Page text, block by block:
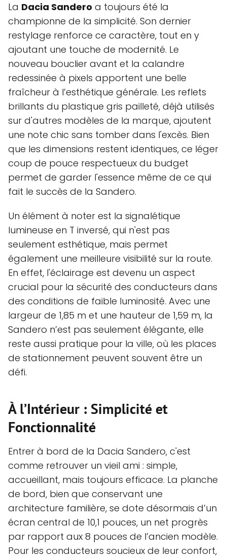
La Dacia Sandero a toujours été la
championne de la simplicité. Son dernier
restylage renforce ce caractère, tout en y
ajoutant une touche de modernité. Le
nouveau bouclier avant et la calandre
redessinée à pixels apportent une belle
fraîcheur à l’esthétique générale. Les reflets
brillants du plastique gris pailleté, déjà utilisés
sur d'autres modèles de la marque, ajoutent
une note chic sans tomber dans l'excès. Bien
que les dimensions restent identiques, ce léger
coup de pouce respectueux du budget
permet de garder l'essence même de ce qui
fait le succès de la Sandero.
Un élément à noter est la signalétique
lumineuse en T inversé, qui n'est pas
seulement esthétique, mais permet
également une meilleure visibilité sur la route.
En effet, l'éclairage est devenu un aspect
crucial pour la sécurité des conducteurs dans
des conditions de faible luminosité. Avec une
largeur de 1,85 m et une hauteur de 1,59 m, la
Sandero n’est pas seulement élégante, elle
reste aussi pratique pour la ville, où les places
de stationnement peuvent souvent être un
défi.
À l’Intérieur : Simplicité et
Fonctionnalité
Entrer à bord de la Dacia Sandero, c'est
comme retrouver un vieil ami : simple,
accueillant, mais toujours efficace. La planche
de bord, bien que conservant une
architecture familière, se dote désormais d’un
écran central de 10,1 pouces, un net progrès
par rapport aux 8 pouces de l’ancien modèle.
Pour les conducteurs soucieux de leur confort,